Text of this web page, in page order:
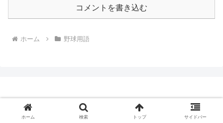
コメントを書き込む
ホーム 野球用語
野球の教科書
© 2025 野球の教科書.
ホーム 検索 トップ サイドバー